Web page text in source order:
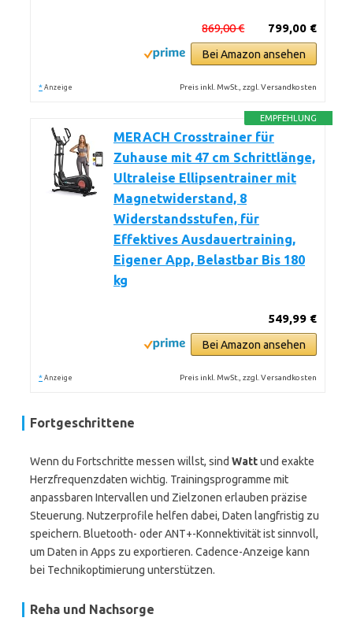
799,00 €
869,00 €
Bei Amazon ansehen
* Anzeige Preis inkl. MwSt., zzgl. Versandkosten
EMPFEHLUNG
MERACH Crosstrainer für
Zuhause mit 47 cm Schrittlänge,
Ultraleise Ellipsentrainer mit
Magnetwiderstand, 8
Widerstandsstufen, für
Effektives Ausdauertraining,
Eigener App, Belastbar Bis 180
kg
549,99 €
Bei Amazon ansehen
* Anzeige Preis inkl. MwSt., zzgl. Versandkosten
Fortgeschrittene
Wenn du Fortschritte messen willst, sind Wattund exakte
Herzfrequenzdaten wichtig. Trainingsprogramme mit
anpassbaren Intervallen und Zielzonen erlauben präzise
Steuerung. Nutzerprofile helfen dabei, Daten langfristig zu
speichern. Bluetooth- oder ANT+-Konnektivität ist sinnvoll,
um Daten in Apps zu exportieren. Cadence-Anzeige kann
bei Technikoptimierung unterstützen.
Reha und Nachsorge